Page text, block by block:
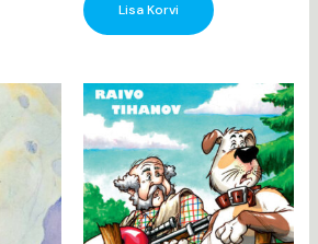
Lisa Korvi